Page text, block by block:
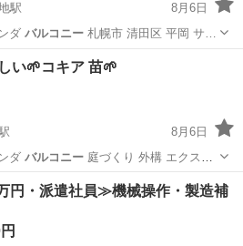
駅
8月6日
ダ バルコニー 札幌市 清田区 平岡 サ…
その他 タイル
い🌱コキア 苗🌱
8月6日
ダ バルコニー庭づくり 外構 エクステ
家庭用品 コキア
円・派遣社員≫機械操作・製造補